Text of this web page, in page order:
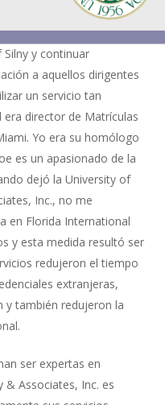
y continuar
a aquellos dirigentes
un servicio tan
era director de Matrículas
Yo era su homólogo
es un apasionado de la
dejó la University of
Inc., no me
en Florida International
y esta medida resultó ser
redujeron el tiempo
extranjeras,
y también redujeron la
ser expertas en
& Associates, Inc. es